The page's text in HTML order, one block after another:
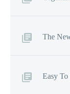
The
Easy